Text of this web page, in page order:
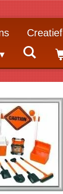
Creatief